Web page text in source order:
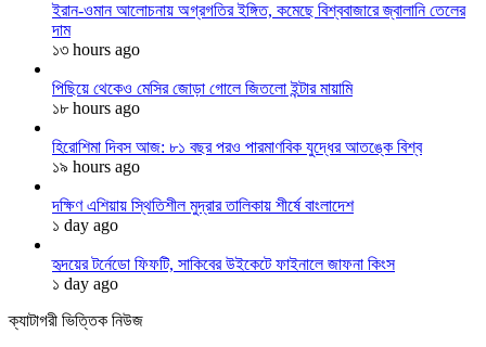
ইরান-ওমান আলোচনায় অগ্রগতির ইঙ্গিত, কমেছে বিশ্ববাজারে জ্বালানি তেলের
দাম
১৩ hours ago
পিছিয়ে থেকেও মেসির জোড়া গোলে জিতলো ইন্টার মায়ামি
১৮ hours ago
হিরোশিমা দিবস আজ: ৮১ বছর পরও পারমাণবিক যুদ্ধের আতঙ্কে বিশ্ব
১৯ hours ago
দক্ষিণ এশিয়ায় স্থিতিশীল মুদ্রার তালিকায় শীর্ষে বাংলাদেশ
১ day ago
হৃদয়ের টর্নেডো ফিফটি, সাকিবের উইকেটে ফাইনালে জাফনা কিংস
১ day ago
ক্যাটাগরী ভিত্তিক নিউজ